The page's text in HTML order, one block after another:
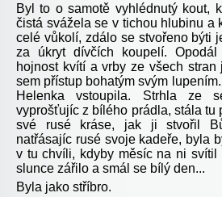
Byl to o samotě vyhlédnutý kout,
čistá svážela se v tichou hlubinu a
celé vůkolí, zdálo se stvořeno býti
za úkryt dívčích koupelí.
hojnost kvítí a vrby ze všech
sem přístup bohatým svým
Helenka vstoupila. Strhla ze
vyprošťujíc z bílého prádla, stála tu
své rusé kráse, jak ji stvořil
natřásajíc rusé svoje kadeře, byla
v tu chvíli, kdyby měsíc na ni
slunce zářilo a smál se bílý den...
Byla jako stříbro.